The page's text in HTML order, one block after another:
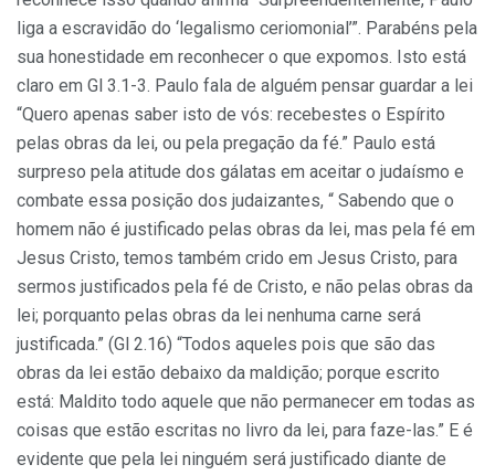
liga a escravidão do ‘legalismo ceriomonial’”. Parabéns pela
sua honestidade em reconhecer o que expomos. Isto está
claro em Gl 3.1-3. Paulo fala de alguém pensar guardar a lei
“Quero apenas saber isto de vós: recebestes o Espírito
pelas obras da lei, ou pela pregação da fé.” Paulo está
surpreso pela atitude dos gálatas em aceitar o judaísmo e
combate essa posição dos judaizantes, “ Sabendo que o
homem não é justificado pelas obras da lei, mas pela fé em
Jesus Cristo, temos também crido em Jesus Cristo, para
sermos justificados pela fé de Cristo, e não pelas obras da
lei; porquanto pelas obras da lei nenhuma carne será
justificada.” (Gl 2.16) “Todos aqueles pois que são das
obras da lei estão debaixo da maldição; porque escrito
está: Maldito todo aquele que não permanecer em todas as
coisas que estão escritas no livro da lei, para faze-las.” E é
evidente que pela lei ninguém será justificado diante de